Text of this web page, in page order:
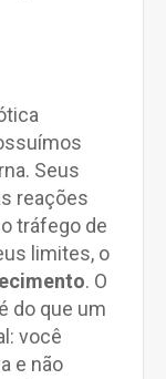
Seus
reações
tráfego de
limites, o
. O
do que um
você
e não